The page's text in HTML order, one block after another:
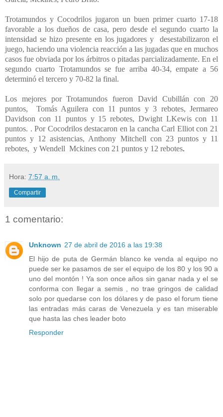
Trotamundos y Cocodrilos jugaron un buen primer cuarto 17-18
favorable a los dueños de casa, pero desde el segundo cuarto la
intensidad se hizo presente en los jugadores y desestabilizaron el
juego, haciendo una violencia reacción a las jugadas que en muchos
casos fue obviada por los árbitros o pitadas parcializadamente. En el
segundo cuarto Trotamundos se fue arriba 40-34, empate a 56
determinó el tercero y 70-82 la final.
Los mejores por Trotamundos fueron David Cubillán con 20
puntos, Tomás Aguilera con 11 puntos y 3 rebotes, Jermareo
Davidson con 11 puntos y 15 rebotes, Dwight LKewis con 11
puntos. . Por Cocodrilos destacaron en la cancha Carl Elliot con 21
puntos y 12 asistencias, Anthony Mitchell con 23 puntos y 11
rebotes, y Wendell Mckines con 21 puntos y 12 rebotes.
Hora: 7:57 a. m.
Compartir
1 comentario:
Unknown 27 de abril de 2016 a las 19:38
El hijo de puta de Germán blanco ke venda al equipo no
puede ser ke pasamos de ser el equipo de los 80 y los 90 a
uno del montón ! Ya son once años sin ganar nada y el se
conforma con llegar a semis , no trae gringos de calidad
solo por quedarse con los dólares y de paso el forum tiene
las entradas más caras de Venezuela y es tan miserable
que hasta las ches leader boto
Responder